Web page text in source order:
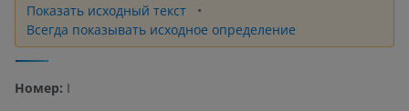
Показать исходный текст
Всегда показывать исходное определение
Номер: I